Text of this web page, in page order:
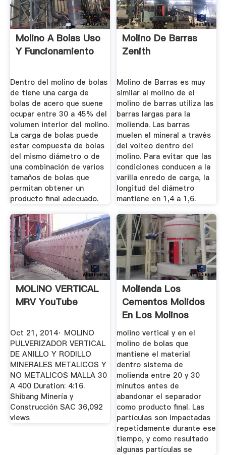
Molino A Bolas Uso
Y Funcionamiento
Dentro del molino de bolas
de tiene una carga de
bolas de acero que suene
ocupar entre 30 a 45% del
volumen interior del molino.
La carga de bolas puede
estar compuesta de bolas
del mismo diámetro o de
una combinación de varios
tamaños de bolas que
permitan obtener un
producto final adecuado.
Molino De Barras
Zenith
Molino de Barras es muy
similar al molino de el
molino de barras utiliza las
barras largas para la
molienda. Las barras
muelen el mineral a través
del volteo dentro del
molino. Para evitar que las
condiciones conducen a la
varilla enredo de carga, la
longitud del diámetro
mantiene en 1,4 a 1,6.
MOLINO VERTICAL
MRV YouTube
Oct 21, 2014· MOLINO
PULVERIZADOR VERTICAL
DE ANILLO Y RODILLO
MINERALES METALICOS Y
NO METALICOS MALLA 30
A 400 Duration: 4:16.
Shibang Minería y
Construcción SAC 36,092
views
Molienda Los
Cementos Molidos
En Los Molinos
Verticales De ...
molino vertical y en el
molino de bolas que
mantiene el material
dentro sistema de
molienda entre 20 y 30
minutos antes de
abandonar el separador
como producto final. Las
partículas son impactadas
repetidamente durante ese
tiempo, y como resultado
algunas partículas se